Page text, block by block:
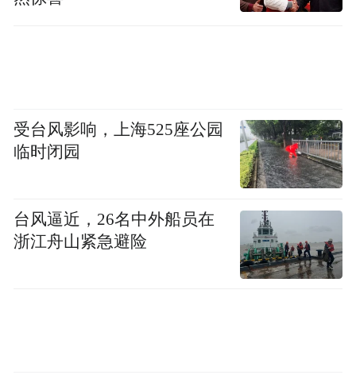
心专利的“真价值”。”
券商分析，监管、央媒不断发声，强调给市
场“降温”而非“熄火”，在市场情绪退潮、回
归理性背景下，建议聚焦具备竞争优势的细
受台风影响，上海525座公园
临时闭园
台风逼近，26名中外船员在
浙江舟山紧急避险